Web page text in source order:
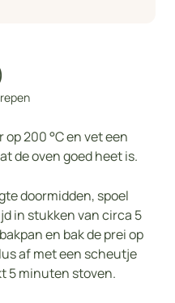
200 °C en vet een
de oven goed heet is.
doormidden, spoel
in stukken van circa 5
en bak de prei op
af met een scheutje
5 minuten stoven.